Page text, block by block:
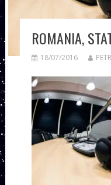
ROMANIA,
18/07/2016